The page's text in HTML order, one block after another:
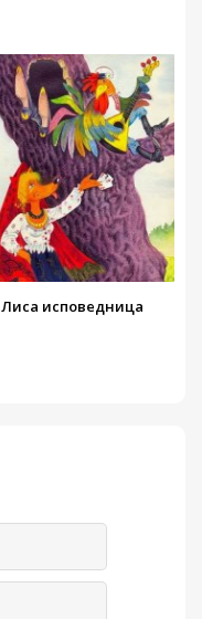
Лиса исповедница